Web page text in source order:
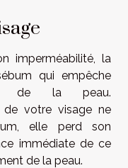
imperméabilité, la
qui empêche
de la peau.
de votre visage ne
elle perd son
immédiate de ce
de la peau.